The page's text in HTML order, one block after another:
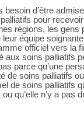
besoin d’être
pour
régions, les gens
équipe
officiel vers la
aux soins palliatifs
parce qu’une
de soins palliatifs
de soins palliatifs
qu’elle n’y a pas